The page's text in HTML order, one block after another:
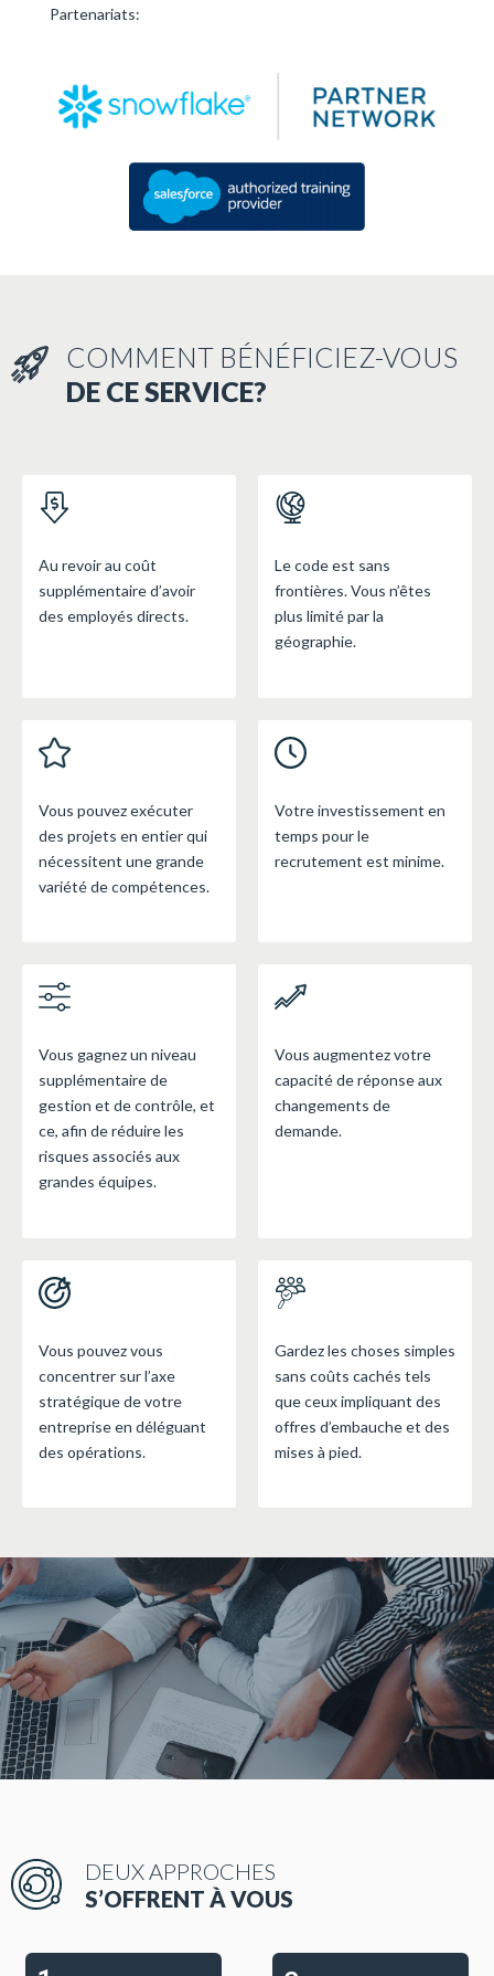
Partenariats:
COMMENT BÉNÉFICIEZ-VOUS
DE CE SERVICE?
Au revoir au coût
supplémentaire d’avoir
des employés directs.
Le code est sans
frontières. Vous n’êtes
plus limité par la
géographie.
Vous pouvez exécuter
des projets en entier qui
nécessitent une grande
variété de compétences.
Votre investissement en
temps pour le
recrutement est minime.
Vous gagnez un niveau
supplémentaire de
gestion et de contrôle, et
ce, afin de réduire les
risques associés aux
grandes équipes.
Vous augmentez votre
capacité de réponse aux
changements de
demande.
Vous pouvez vous
concentrer sur l’axe
stratégique de votre
entreprise en déléguant
des opérations.
Gardez les choses simples
sans coûts cachés tels
que ceux impliquant des
offres d’embauche et des
mises à pied.
DEUX APPROCHES
S’OFFRENT À VOUS